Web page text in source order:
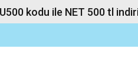
kodu ile NET 500 tl